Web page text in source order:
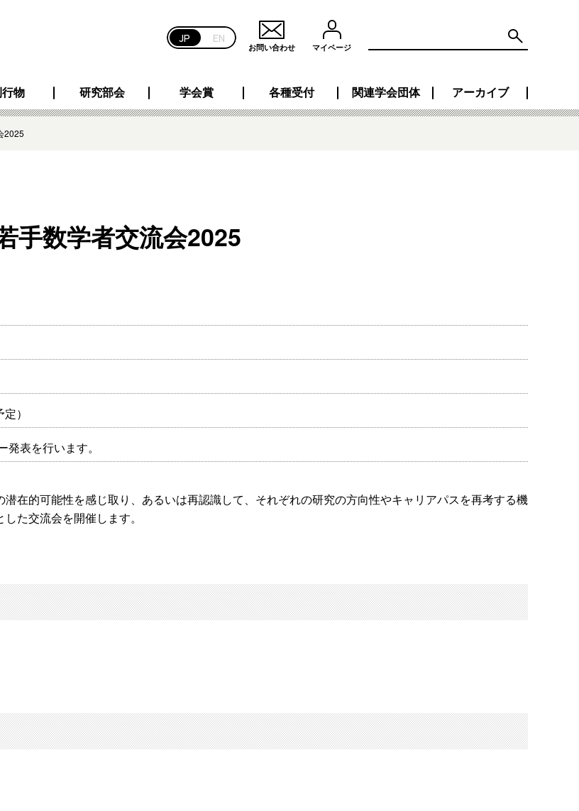
JP EN
お問い合わせ マイページ
物 研究部会 学会賞 各種受付 関連学会団体 アーカイブ
2025
手数学者交流会2025
）
表を行います。
在的可能性を感じ取り、あるいは再認識して、それぞれの研究の方向性やキャリアパスを再考する機
た交流会を開催します。